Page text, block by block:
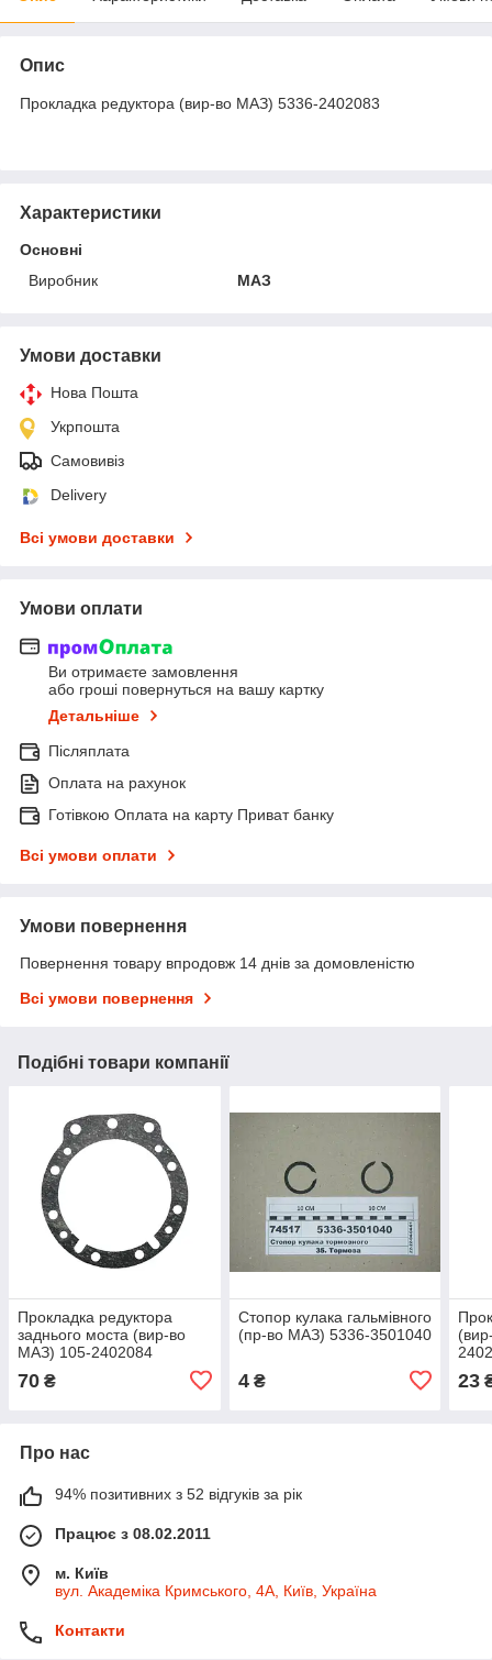
Опис
Прокладка редуктора (вир-во МАЗ) 5336-2402083
Характеристики
Основні
Виробник
МАЗ
Умови доставки
Нова Пошта
Укрпошта
Самовивіз
Delivery
Всі умови доставки
Умови оплати
Ви отримаєте замовлення
або гроші повернуться на вашу картку
Детальніше
Післяплата
Оплата на рахунок
Готівкою Оплата на карту Приват банку
Всі умови оплати
Умови повернення
Повернення товару впродовж 14 днів за домовленістю
Всі умови повернення
Подібні товари компанії
Прокладка редуктора
заднього моста (вир-во
МАЗ) 105-2402084
70 ₴
Стопор кулака гальмівного
(пр-во МАЗ) 5336-3501040
4₴ 23
Про нас
94% позитивних з 52 відгуків за рік
Працює з 08.02.2011
м. Київ
вул. Академіка Кримського, 4А, Київ, Україна
Контакти